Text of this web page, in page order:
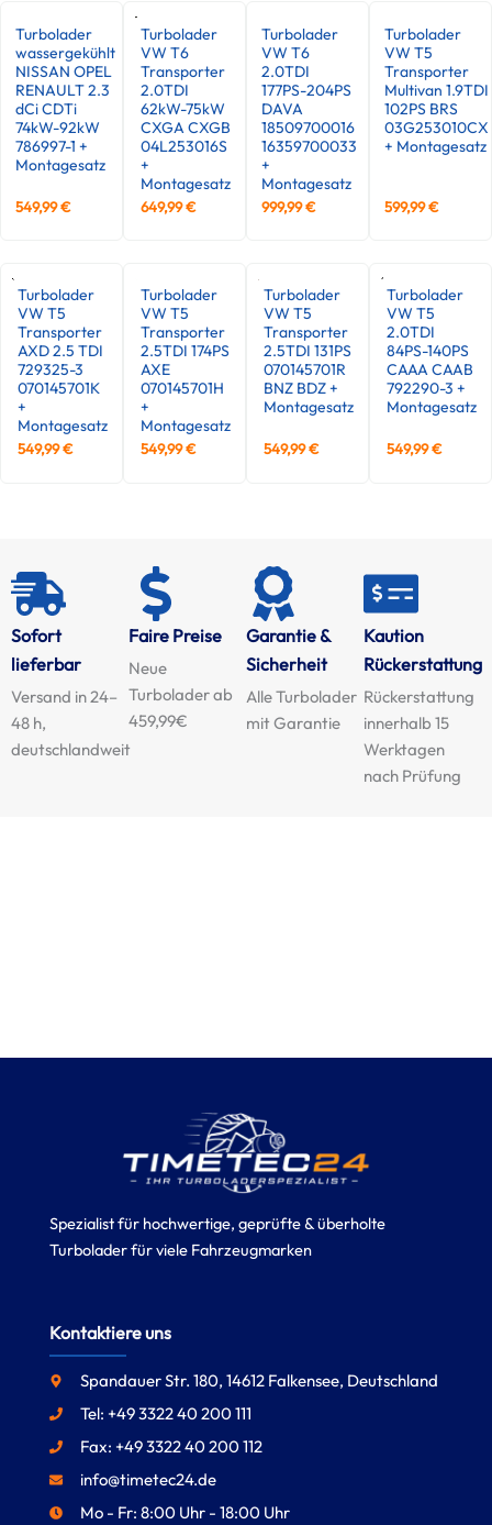
Turbolader
wassergekühlt
NISSAN OPEL
RENAULT 2.3
dCi CDTi
74kW-92kW
786997-1 +
Montagesatz
549,99€
Turbolader
VW T6
Transporter
2.0TDI
62kW-75kW
CXGA CXGB
04L253016S
+
Montagesatz
649,99€
Turbolader
VW T6
2.0TDI
177PS-204PS
DAVA
18509700016
16359700033
+
Montagesatz
999,99€
Turbolader
VW T5
Transporter
Multivan 1.9TDI
102PS BRS
03G253010CX
+ Montagesatz
599,99€
Turbolader
VW T5
Transporter
AXD 2.5 TDI
729325-3
070145701K
+
Montagesatz
549,99€
Turbolader
VW T5
Transporter
2.5TDI 174PS
AXE
070145701H
+
Montagesatz
549,99€
Turbolader
VW T5
Transporter
2.5TDI 131PS
070145701R
BNZ BDZ +
Montagesatz
549,99€
Turbolader
VW T5
2.0TDI
84PS-140PS
CAAA CAAB
792290-3 +
Montagesatz
549,99€
Sofort
lieferbar
Versand in 24–
48 h,
deutschlandweit
Faire Preise
Neue
Turbolader ab
459,99€
Garantie &
Sicherheit
Alle Turbolader
mit Garantie
Kaution
Rückerstattung
Rückerstattung
innerhalb 15
Werktagen
nach Prüfung
Spezialist für hochwertige, geprüfte & überholte
Turbolader für viele Fahrzeugmarken
Kontaktiere uns
Spandauer Str. 180, 14612 Falkensee, Deutschland
Tel: +49 3322 40 200 111
Fax: +49 3322 40 200 112
info@timetec24.de
Mo - Fr: 8:00 Uhr - 18:00 Uhr